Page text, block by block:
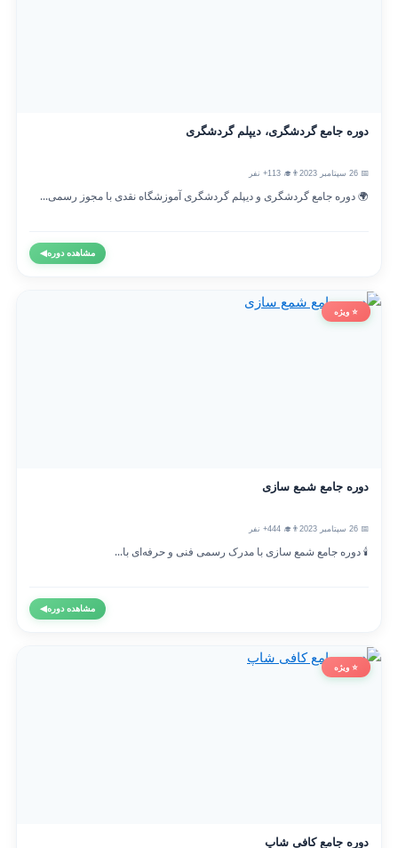
دوره جامع گردشگری، دیپلم گردشگری
👨‍🎓 113+ نفر
🌍 دوره جامع گردشگری و دیپلم گردشگری آموزشگاه نقدی با مجوز رسمی...
مشاهده دوره◀
⭐ ویژه
دوره جامع شمع سازی
👨‍🎓 444+ نفر
🕯️ دوره جامع شمع سازی با مدرک رسمی فنی و حرفه‌ای با...
مشاهده دوره◀
⭐ ویژه
دوره جامع کافی شاپ